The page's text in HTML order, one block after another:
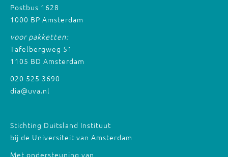
Postbus 1628
1000 BP Amsterdam
voor pakketten:
Tafelbergweg 51
1105 BD Amsterdam
020 525 3690
dia@uva.nl
Stichting Duitsland Instituut
bij de Universiteit van Amsterdam
Met ondersteuning van